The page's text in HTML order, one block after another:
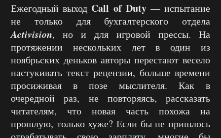
Ежегодный выход Call of Duty— испытание
не только для бухгалтерского отдела
Activision, но и для игровой прессы. На
протяжении нескольких лет в один из
ноябрьских деньков авторы перестают весело
настукивать текст рецензии, больше времени
просиживая в позе мыслителя. Как в
очередной раз, не повторяясь, рассказать
читателям, что новая часть похожа на
прошлую, только хуже? Если бы не пришлось